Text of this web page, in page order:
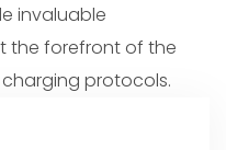
invaluable
the forefront of the
protocols.